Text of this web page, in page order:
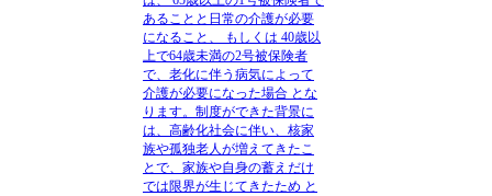
あることと日常の介護が必要
になること、
もしくは 40歳以
上で64歳未満の2号被保険者
で、老化に伴う病気によって
介護が必要になった場合 とな
ります。 制度ができた背景に
は、高齢化社会に伴い、核家
族や孤独老人が増えてきたこ
とで、家族や自身の蓄えだけ
では限界が生じてきたため と